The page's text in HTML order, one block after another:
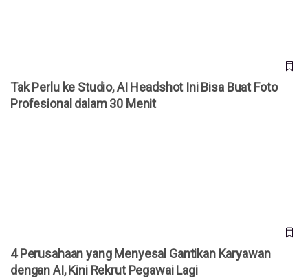
Tak Perlu ke Studio, AI Headshot Ini Bisa Buat Foto
Profesional dalam 30 Menit
4 Perusahaan yang Menyesal Gantikan Karyawan
dengan AI, Kini Rekrut Pegawai Lagi